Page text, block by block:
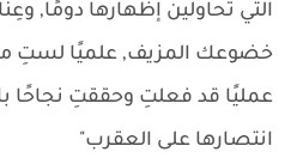
التي تحاولين إظهارها دومًا,
خضوعك المزيف, علميًا لستِ من
عمليًا قد فعلتِ وحققتِ نجاحًا
انتصارها على العقرب"